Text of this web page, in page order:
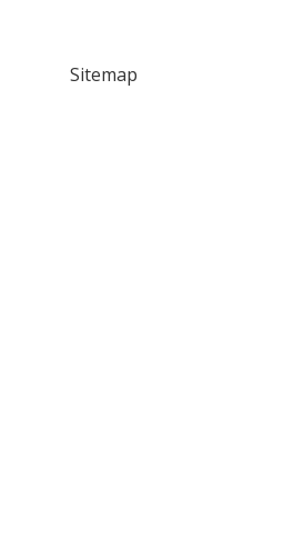
Sitemap